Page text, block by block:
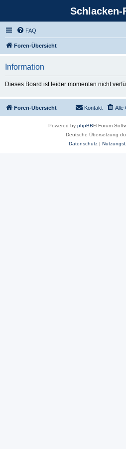
Schlacken-
FAQ
Foren-Übersicht
Information
Dieses Board ist leider momentan nicht
Foren-Übersicht Alle
Kontakt
Powered by phpBB® Forum
Deutsche Übersetzung
Datenschutz|